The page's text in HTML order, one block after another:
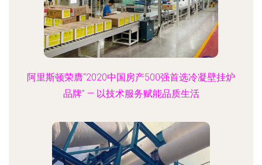
阿里斯顿荣膺“2020中国房产500强首选冷凝壁挂炉
品牌” — 以技术服务赋能品质生活